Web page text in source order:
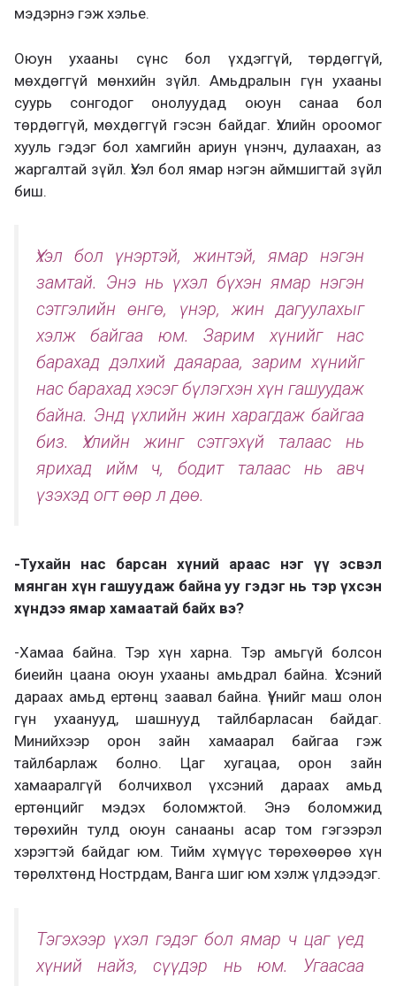
мэдэрнэ гэж хэлье.
Оюун ухааны сүнс бол үхдэггүй, төрдөггүй,
мөхдөггүй мөнхийн зүйл. Амьдралын гүн ухааны
суурь сонгодог онолуудад оюун санаа бол
төрдөггүй, мөхдөггүй гэсэн байдаг. Үхлийн ороомог
хууль гэдэг бол хамгийн ариун үнэнч, дулаахан, аз
жаргалтай зүйл. Үхэл бол ямар нэгэн аймшигтай зүйл
биш.
Үхэл бол үнэртэй, жинтэй, ямар нэгэн
замтай. Энэ нь үхэл бүхэн ямар нэгэн
сэтгэлийн өнгө, үнэр, жин дагуулахыг
хэлж байгаа юм. Зарим хүнийг нас
барахад дэлхий даяараа, зарим хүнийг
нас барахад хэсэг бүлэгхэн хүн гашуудаж
байна. Энд үхлийн жин харагдаж байгаа
биз. Үхлийн жинг сэтгэхүй талаас нь
ярихад ийм ч, бодит талаас нь авч
үзэхэд огт өөр л дөө.
-Тухайн нас барсан хүний араас нэг үү эсвэл
мянган хүн гашуудаж байна уу гэдэг нь тэр үхсэн
хүндээ ямар хамаатай байх вэ?
-Хамаа байна. Тэр хүн харна. Тэр амьгүй болсон
биеийн цаана оюун ухааны амьдрал байна. Үхсэний
дараах амьд ертөнц заавал байна. Үүнийг маш олон
гүн ухаанууд, шашнууд тайлбарласан байдаг.
Минийхээр орон зайн хамаарал байгаа гэж
тайлбарлаж болно. Цаг хугацаа, орон зайн
хамааралгүй болчихвол үхсэний дараах амьд
ертөнцийг мэдэх боломжтой. Энэ боломжид
төрөхийн тулд оюун санааны асар том гэгээрэл
хэрэгтэй байдаг юм. Тийм хүмүүс төрөхөөрөө хүн
төрөлхтөнд Нострдам, Ванга шиг юм хэлж үлдээдэг.
Тэгэхээр үхэл гэдэг бол ямар ч цаг үед
хүний найз, сүүдэр нь юм. Угаасаа